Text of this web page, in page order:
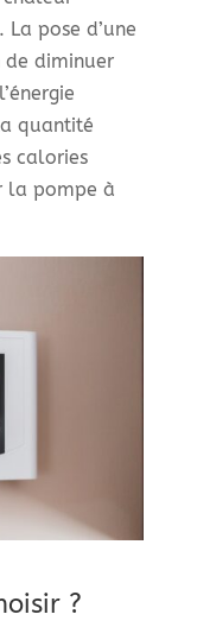
pose d’une
de diminuer
quantité
calories
la pompe à
?